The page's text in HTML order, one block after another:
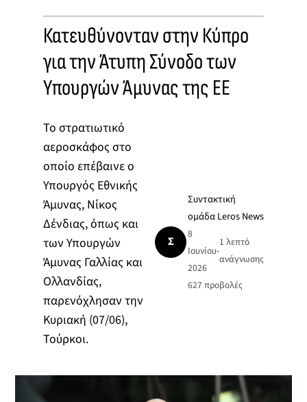
Κατευθύνονταν στην Κύπρο
για την Άτυπη Σύνοδο των
Υπουργών Άμυνας της ΕΕ
Το στρατιωτικό
αεροσκάφος στο
οποίο επέβαινε ο
Υπουργός Εθνικής
Άμυνας, Νίκος
Δένδιας, όπως και
των Υπουργών
Άμυνας Γαλλίας και
Ολλανδίας,
παρενόχλησαν την
Κυριακή (07/06),
Τούρκοι.
Σ
Συντακτική
ομάδα Leros News
8
Ιουνίου
2026
•
1 λεπτό
ανάγνωσης
627 προβολές